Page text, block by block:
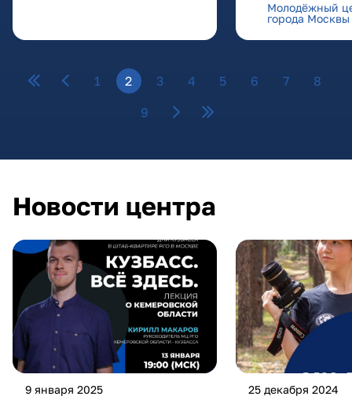
Молодёжный
города Москвы
1 2 3 4 5 6 7
8
9
Новости центра
9 января 2025 25 декабря 2024